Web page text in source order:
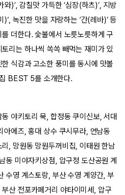
)’, 감칠맛 가득한 ‘심장(하츠)’, 지방
녹진한 맛을 자랑하는 ‘간(레바)’ 등
더한다. 숯불에서 노릇노릇하게 구
리는 하나씩 쏙쏙 빼먹는 재미가 있
식감과 고소한 풍미를 동시에 맛볼
BEST 5를 소개한다.
야키토리 묵, 합정동 쿠이신보, 서대
아에즈, 홍대 상수 쿠시무라, 연남동
, 망원동 망원두꺼비집, 이태원 한남
동 미야자키상점, 압구정 도산공원 계
수영 계스토랑, 부산 수영 계양간, 부
산 전포카페거리 야타이미세, 압구